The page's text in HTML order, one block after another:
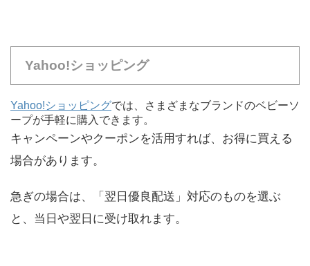
Yahoo!ショッピング
Yahoo!ショッピングでは、さまざまなブランドのベビーソ
ープが手軽に購入できます。
キャンペーンやクーポンを活用すれば、お得に買える
場合があります。
急ぎの場合は、「翌日優良配送」対応のものを選ぶ
と、当日や翌日に受け取れます。